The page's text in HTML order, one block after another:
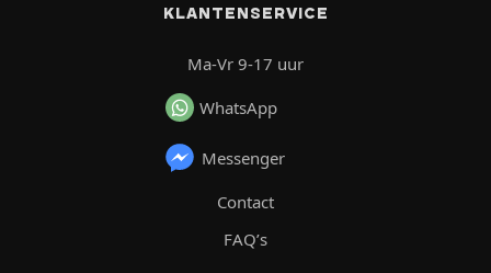
KLANTENSERVICE
Ma-Vr 9-17 uur
WhatsApp
Messenger
Contact
FAQ’s